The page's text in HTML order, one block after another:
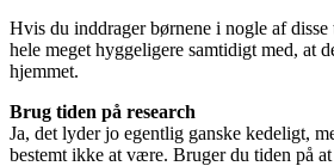
Hvis du inddrager børnene i nogle af
hele meget hyggeligere samtidigt med, at
hjemmet.
Brug tiden på research
Ja, det lyder jo egentlig ganske kedeligt,
bestemt ikke at være. Bruger du tiden på